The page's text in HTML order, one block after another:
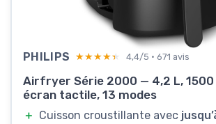
PHILIPS ★★★★★
★★★★★ 4,4/5 · 671 avis
Airfryer Série 2000 — 4,2 L, 1500
écran tactile, 13 modes
＋ Cuisson croustillante avec